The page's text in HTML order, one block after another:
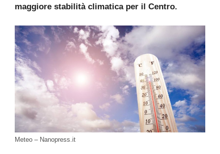
maggiore stabilità climatica per il Centro.
Meteo – Nanopress.it